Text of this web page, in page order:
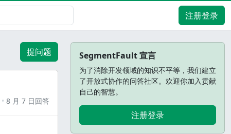
注册登录
提问题
8 月 7 日回答
SegmentFault 宣言
为了消除开发领域的知识不平等，我们建立
了开放式协作的问答社区。欢迎你加入贡献
自己的智慧。
注册登录